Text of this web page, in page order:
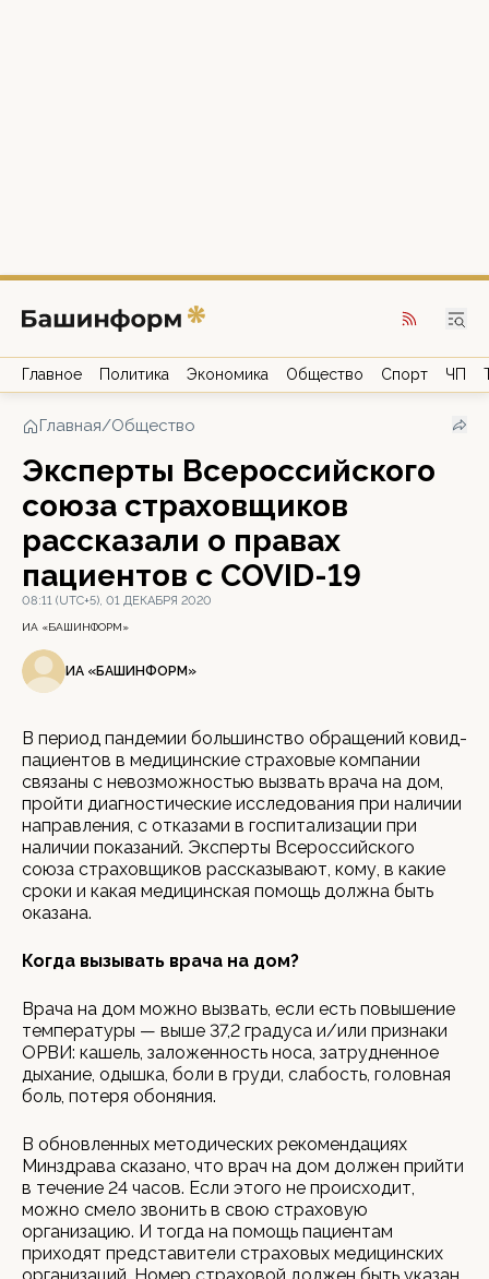
Главное Политика Экономика Общество Спорт ЧП
Главная/Общество
Эксперты Всероссийского
союза страховщиков
рассказали о правах
пациентов с COVID-19
08:11 (UTC+5), 01 ДЕКАБРЯ 2020
ИА «БАШИНФОРМ»
ИА «БАШИНФОРМ»
В период пандемии большинство обращений ковид-
пациентов в медицинские страховые компании
связаны с невозможностью вызвать врача на дом,
пройти диагностические исследования при наличии
направления, с отказами в госпитализации при
наличии показаний. Эксперты Всероссийского
союза страховщиков рассказывают, кому, в какие
сроки и какая медицинская помощь должна быть
оказана.
Когда вызывать врача на дом?
Врача на дом можно вызвать, если есть повышение
температуры — выше 37,2 градуса и/или признаки
ОРВИ: кашель, заложенность носа, затрудненное
дыхание, одышка, боли в груди, слабость, головная
боль, потеря обоняния.
В обновленных методических рекомендациях
Минздрава сказано, что врач на дом должен прийти
в течение 24 часов. Если этого не происходит,
можно смело звонить в свою страховую
организацию. И тогда на помощь пациентам
приходят представители страховых медицинских